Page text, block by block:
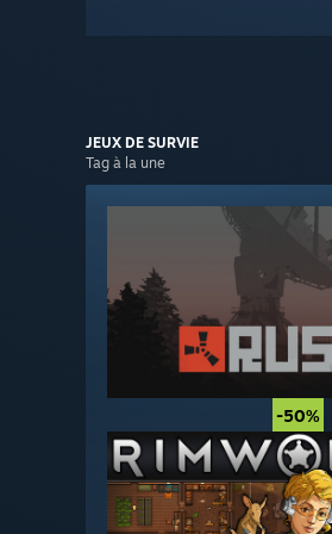
JEUX DE SURVIE
Tag à la une
-50%